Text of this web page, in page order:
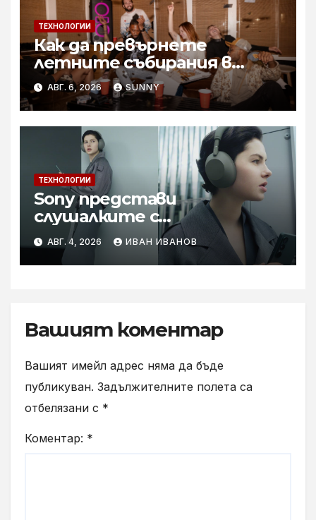
ТЕХНОЛОГИИ
Как да превърнете
летните събирания в
купон с караоке система
АВГ. 6, 2026 SUNNY
ТЕХНОЛОГИИ
Sony представи
слушалките с
шумопотискане WH-
1000XM6 в нов цвят „Olive
Gray“
АВГ. 4, 2026 ИВАН ИВАНОВ
Вашият коментар
Вашият имейл адрес няма да бъде
публикуван. Задължителните полета са
отбелязани с *
Коментар: *